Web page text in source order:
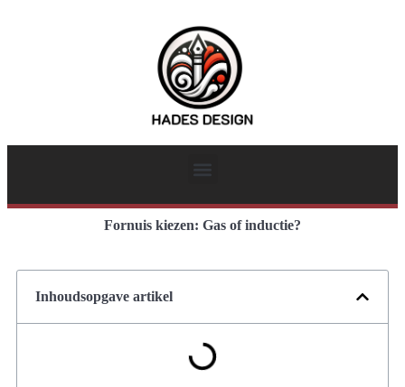
Fornuis kiezen: Gas of inductie?
Inhoudsopgave artikel